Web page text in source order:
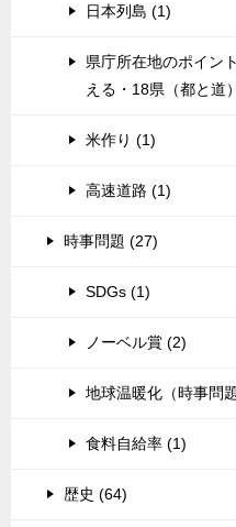
日本列島 (1)
県庁所在地のポイン
える・18県（都と道
米作り (1)
高速道路 (1)
時事問題 (27)
SDGs (1)
ノーベル賞 (2)
地球温暖化（時事問
食料自給率 (1)
歴史 (64)